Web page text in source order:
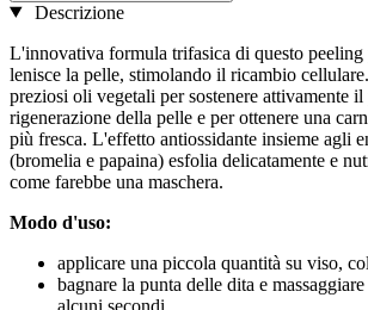
Descrizione
L'innovativa formula trifasica di questo
lenisce la pelle, stimolando il ricambio
preziosi oli vegetali per sostenere attivamente il
rigenerazione della pelle e per ottenere una
più fresca. L'effetto antiossidante insieme agli
(bromelia e papaina) esfolia delicatamente e
come farebbe una maschera.
Modo d'uso:
applicare una piccola quantità su viso,
bagnare la punta delle dita e
alcuni secondi